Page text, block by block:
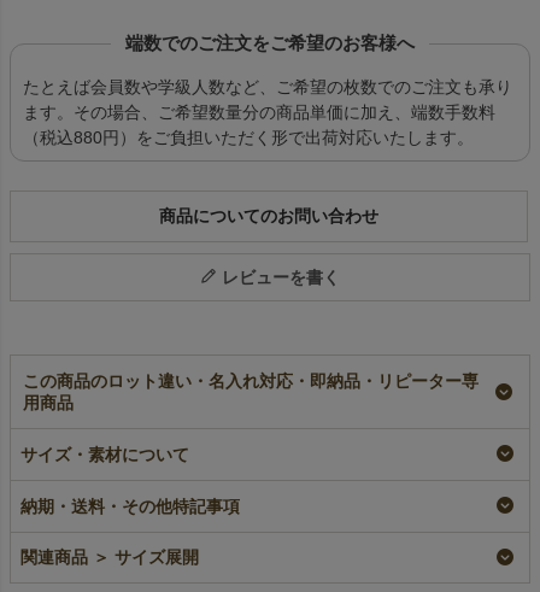
端数でのご注文をご希望のお客様へ
たとえば会員数や学級人数など、ご希望の枚数でのご注文も承り
ます。その場合、ご希望数量分の商品単価に加え、端数手数料
（税込880円）をご負担いただく形で出荷対応いたします。
商品についてのお問い合わせ
レビューを書く
この商品のロット違い・名入れ対応・即納品・リピーター専
用商品
り巾着 ハート柄｜不
織布ラッピング袋｜20
枚入～
¥1,782
｜不織布ラッピング袋
｜20枚入～
バッグ（ミニ）スプリ
ング柄｜不織布ラッピ
ング袋｜20枚入～
サイズ・素材について
納期・送料・その他特記事項
関連商品 ＞ サイズ展開